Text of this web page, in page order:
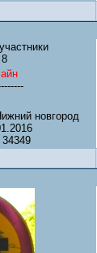
8
новгород